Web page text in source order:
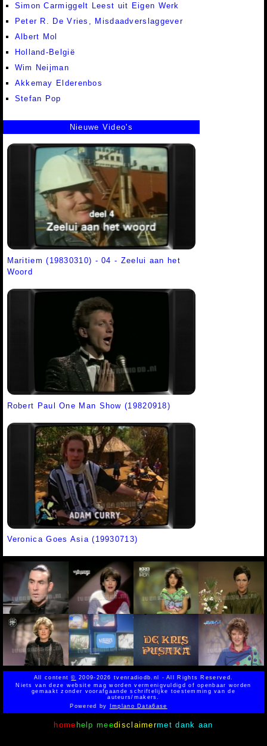
Simon Carmiggelt Leest uit Eigen Werk
Peter R. De Vries, Misdaadverslaggever
Albert Mol
Holland-België
Wim Neijman
Akkemay Elderenbos
Stefan Pop
Nieuwe Video's
Maritiem (19830310) - 04 - Zeelui aan het
Woord
Robert Paul One Man Show (19820918)
Veronica Goes Asia (19930713)
All content© 2009-2026 tvenradiodb.nl - All Rights Reserved.
Niets van deze website mag worden vermenigvuldigd of openbaar worden
gemaakt zonder voorafgaande schriftelijke toestemming van de
auteurs/makers.
Powered by Implano Data6ase
home help meedisclaimermet dank aan